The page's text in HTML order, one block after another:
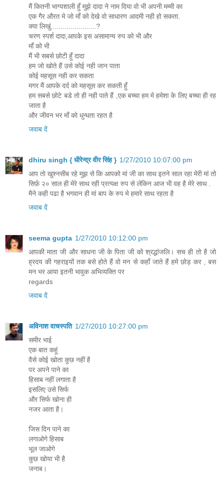
मैं कितनी भाग्यशाली हुँ मुझे दादा ने नाम दिया वो भी अपनी मम्मी का
एक गैर औरत मे जो माँ को देखे वो साधारण आदमी नही हो सकता.
क्या लिखुं.......................?
चरण स्पर्श दादा,आपके इस असामान्य रुप को भी और
माँ को भी
मैं भी सबसे छोटी हुँ दादा
हम जो खोते हैं उसे कोई नही जान पाता
कोई महसूस नही कर सकता
मगर मैं आपके दर्द को महसूस कर सकती हुँ
हम सबसे छोटे बडे तो ही नही पाते हैं ,एक बच्चा हम मे हमेशा के लिए बच्चा ही रह
जाता है
और जीवन भर माँ को धुन्धता रहत है
जवाब दें
dhiru singh { धीरेन्द्र वीर सिंह } 1/27/2010 10:07:00 pm
आप तो खुश्नसीब रहे मुझ से कि आपको मां जी का साथ इतने साल रहा मेरी मां तो
सिर्फ़ २० साल ही मेरे साथ रही प्रत्यक्ष रुप से लेकिन आज भी वह है मेरे साथ .
मैने कही पढा है भगवान ही मां बाप के रुप मे हमारे साथ रहता है
जवाब दें
seema gupta 1/27/2010 10:12:00 pm
आपकी माता जी और साधना जी के पिता जी को श्रद्धांजलि। सच ही तो है जो
ह्रदय की गहराइयों तक बसे होते हैं वो मन से कहाँ जाते हैं हमे छोड़ कर , बस
मन भर आया इतनी भावुक अभिव्यक्ति पर
regards
जवाब दें
अविनाश वाचस्पति 1/27/2010 10:27:00 pm
समीर भाई
एक बात कहूं
वैसे कोई खोता कुछ नहीं है
पर अपने पाने का
हिसाब नहीं लगाता है
इसलिए उसे सिर्फ
और सिर्फ खोना ही
नजर आता है।
जिस दिन पाने का
लगाओगे हिसाब
भूल जाओगे
कुछ खोया भी है
जनाब।